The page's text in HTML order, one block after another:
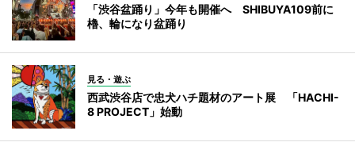
「渋谷盆踊り」今年も開催へ SHIBUYA109前に
櫓、輪になり盆踊り
見る・遊ぶ
西武渋谷店で忠犬ハチ題材のアート展 「HACHI-
8 PROJECT」始動